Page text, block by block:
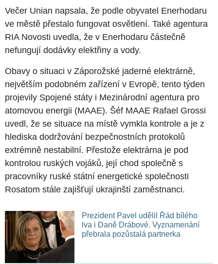
Večer Unian napsala, že podle obyvatel Enerhodaru
ve městě přestalo fungovat osvětlení. Také agentura
RIA Novosti uvedla, že v Enerhodaru částečně
nefungují dodávky elektřiny a vody.
Obavy o situaci v Záporožské jaderné elektrárně,
největším podobném zařízení v Evropě, tento týden
projevily Spojené státy i Mezinárodní agentura pro
atomovou energii (MAAE). Šéf MAAE Rafael Grossi
uvedl, že se situace na místě vymkla kontrole a je z
hlediska dodržování bezpečnostních protokolů
extrémně nestabilní. Přestože elektrárna je pod
kontrolou ruských vojáků, její chod společně s
pracovníky ruské státní energetické společnosti
Rosatom stále zajišťují ukrajinští zaměstnanci.
Prezident Pavel udělil Řád bílého
lva i Daně Drábové. Vyznamenání
přebrala pozůstalá partnerka